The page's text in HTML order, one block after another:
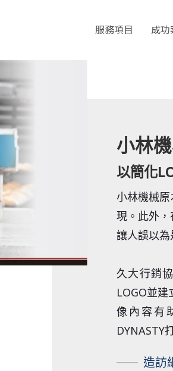
服務項目 成功
小林
以簡化
小林機械
現。此外
讓人誤以為
久大行銷
LOGO並
像內容有
DYNASTY
造訪